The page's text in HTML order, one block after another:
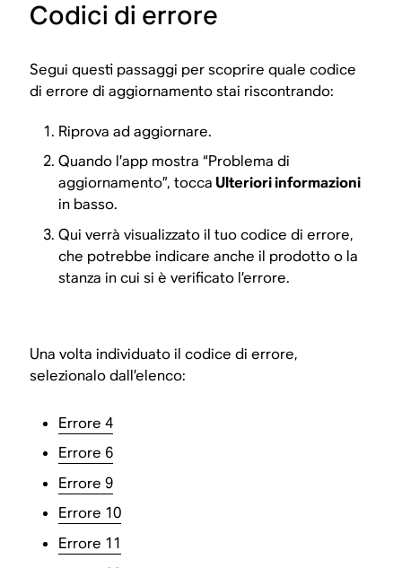
Codici di errore
Segui questi passaggi per scoprire quale codice
di errore di aggiornamento stai riscontrando:
Riprova ad aggiornare.
Quando l’app mostra “Problema di
aggiornamento”, tocca Ulteriori informazioni
in basso.
Qui verrà visualizzato il tuo codice di errore,
che potrebbe indicare anche il prodotto o la
stanza in cui si è verificato l’errore.
Una volta individuato il codice di errore,
selezionalo dall’elenco:
Errore 4
Errore 6
Errore 9
Errore 10
Errore 11